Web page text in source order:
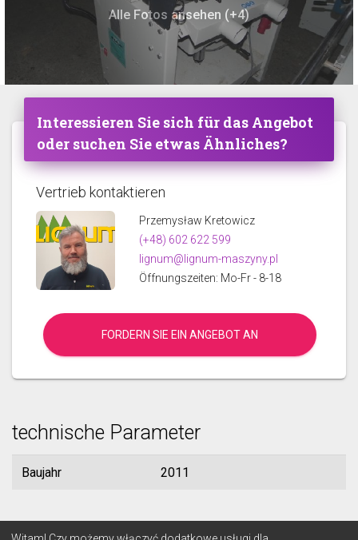
Alle Fotos ansehen (+4)
Interessieren Sie sich für das Angebot
oder suchen Sie etwas Ähnliches?
Vertrieb kontaktieren
Przemysław Kretowicz
(+48) 602 622 599
lignum@lignum-maszyny.pl
Öffnungszeiten: Mo-Fr - 8-18
FORDERN SIE EIN ANGEBOT AN
technische Parameter
Baujahr 2011
© 2026 Lignum